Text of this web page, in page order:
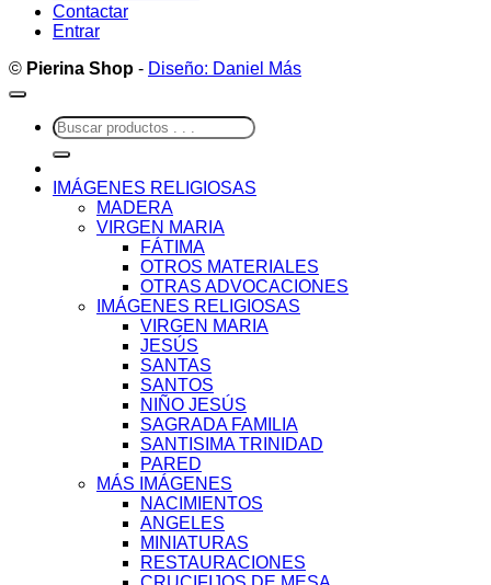
Contactar
Entrar
© Pierina Shop - Diseño: Daniel Más
Buscar
por:
IMÁGENES RELIGIOSAS
MADERA
VIRGEN MARIA
FÁTIMA
OTROS MATERIALES
OTRAS ADVOCACIONES
IMÁGENES RELIGIOSAS
VIRGEN MARIA
JESÚS
SANTAS
SANTOS
NIÑO JESÚS
SAGRADA FAMILIA
SANTISIMA TRINIDAD
PARED
MÁS IMÁGENES
NACIMIENTOS
ANGELES
MINIATURAS
RESTAURACIONES